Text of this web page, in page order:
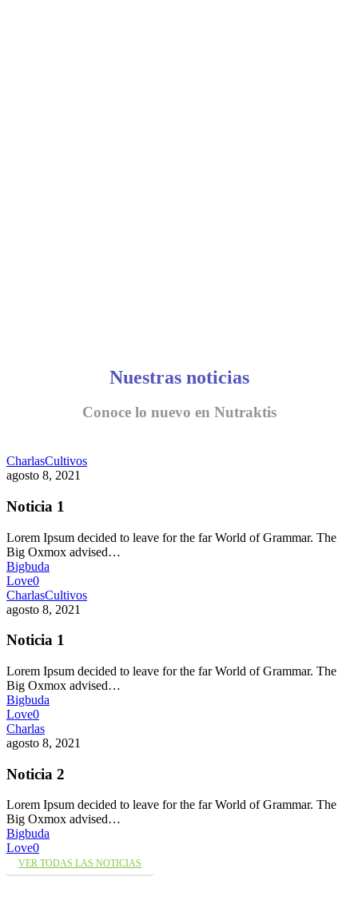
Nuestras noticias
Conoce lo nuevo en Nutraktis
CharlasCultivos
agosto 8, 2021
Noticia 1
Lorem Ipsum decided to leave for the far World of Grammar. The
Big Oxmox advised…
Bigbuda
Love0
CharlasCultivos
agosto 8, 2021
Noticia 1
Lorem Ipsum decided to leave for the far World of Grammar. The
Big Oxmox advised…
Bigbuda
Love0
Charlas
agosto 8, 2021
Noticia 2
Lorem Ipsum decided to leave for the far World of Grammar. The
Big Oxmox advised…
Bigbuda
Love0
VER TODAS LAS NOTICIAS